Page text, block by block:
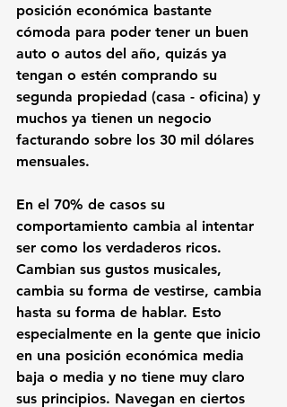
posición económica bastante
cómoda para poder tener un buen
auto o autos del año, quizás ya
tengan o estén comprando su
segunda propiedad (casa - oficina) y
muchos ya tienen un negocio
facturando sobre los 30 mil dólares
mensuales.
En el 70% de casos su
comportamiento cambia al intentar
ser como los verdaderos ricos.
Cambian sus gustos musicales,
cambia su forma de vestirse, cambia
hasta su forma de hablar. Esto
especialmente en la gente que inicio
en una posición económica media
baja o media y no tiene muy claro
sus principios. Navegan en ciertos